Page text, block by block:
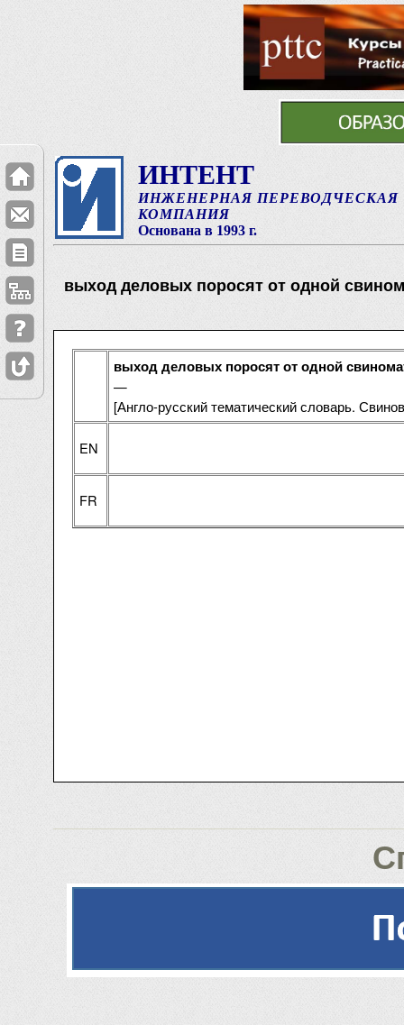
ИНТЕНТ
ИНЖЕНЕРНАЯ ПЕРЕВОДЧЕСКАЯ
КОМПАНИЯ
Основана в 1993 г.
выход деловых поросят от одной
выход деловых поросят от одной
—
[Англо-русский тематический словарь.
EN
FR